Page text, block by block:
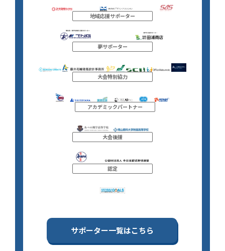
地域応援サポーター
夢サポーター
大会特別協力
アカデミックパートナー
大会後援
認定
サポーター一覧はこちら